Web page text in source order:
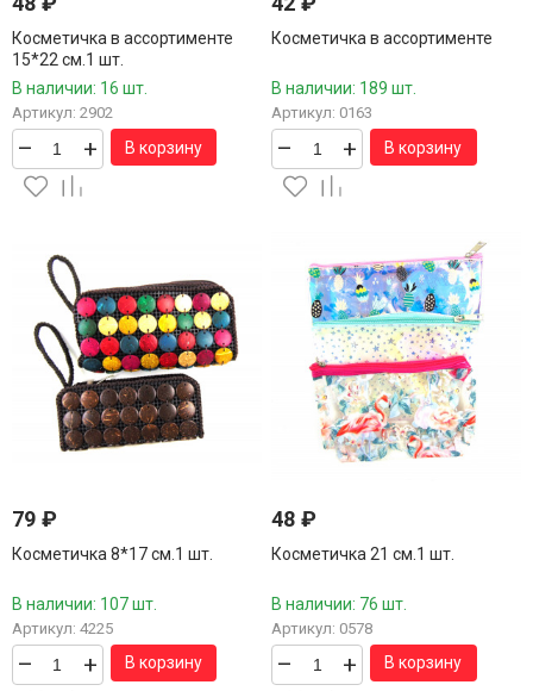
Косметичка в ассортименте
15*22 см.1 шт.
В наличии: 16 шт.
Артикул: 2902
– + В корзину
Косметичка в ассортименте
В наличии: 189 шт.
Артикул: 0163
– + В корзину
79 ₽
Косметичка 8*17 см.1 шт.
В наличии: 107 шт.
Артикул: 4225
– + В корзину
48₽
Косметичка 21 см.1 шт.
В наличии: 76 шт.
Артикул: 0578
– + В корзину